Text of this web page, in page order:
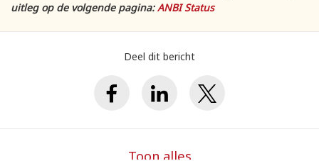
uitleg op de volgende pagina:ANBI Status
Deel dit bericht
Toon alles